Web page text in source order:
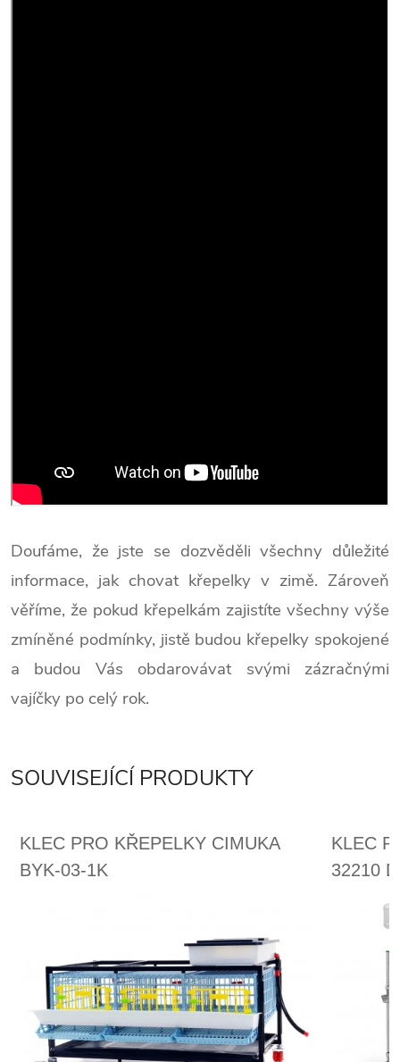
Doufáme, že jste se dozvěděli všechny důležité
informace, jak chovat křepelky v zimě. Zároveň
věříme, že pokud křepelkám zajistíte všechny výše
zmíněné podmínky, jistě budou křepelky spokojené
a budou Vás obdarovávat svými zázračnými
vajíčky po celý rok.
SOUVISEJÍCÍ PRODUKTY